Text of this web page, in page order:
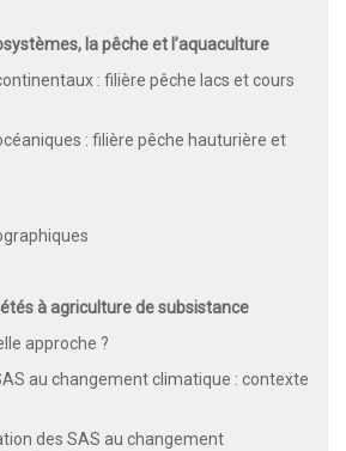
la pêche et l’aquaculture
: filière pêche lacs et cours
: filière pêche hauturière et
à agriculture de subsistance
approche ?
au changement climatique : contexte
des SAS au changement